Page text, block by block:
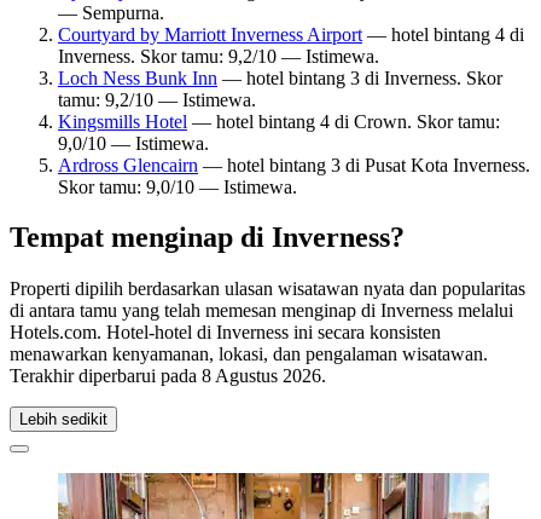
— Sempurna.
Courtyard by Marriott Inverness Airport — hotel bintang 4 di
Inverness. Skor tamu: 9,2/10 — Istimewa.
Loch Ness Bunk Inn — hotel bintang 3 di Inverness. Skor
tamu: 9,2/10 — Istimewa.
Kingsmills Hotel — hotel bintang 4 di Crown. Skor tamu:
9,0/10 — Istimewa.
Ardross Glencairn — hotel bintang 3 di Pusat Kota Inverness.
Skor tamu: 9,0/10 — Istimewa.
Tempat menginap di Inverness?
Properti dipilih berdasarkan ulasan wisatawan nyata dan popularitas
di antara tamu yang telah memesan menginap di Inverness melalui
Hotels.com. Hotel-hotel di Inverness ini secara konsisten
menawarkan kenyamanan, lokasi, dan pengalaman wisatawan.
Terakhir diperbarui pada 8 Agustus 2026.
Lebih sedikit